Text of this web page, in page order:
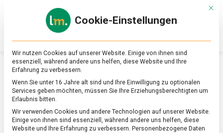
Online-
Magazin
zu
&
Ernährung
SCHLAGWORT:ARCHE
Mit
Cookie-Einstellungen
Wir nutzen Cookies auf unserer Website. Einige von ihnen sind
essenziell, während andere uns helfen, diese Website und Ihre
Erfahrung zu verbessern.
Wenn Sie unter 16 Jahre alt sind und Ihre Einwilligung zu optionalen
Services geben möchten, müssen Sie Ihre Erziehungsberechtigten um
Erlaubnis bitten.
Wir verwenden Cookies und andere Technologien auf unserer Website.
Einige von ihnen sind essenziell, während andere uns helfen, diese
Website und Ihre Erfahrung zu verbessern. Personenbezogene Daten